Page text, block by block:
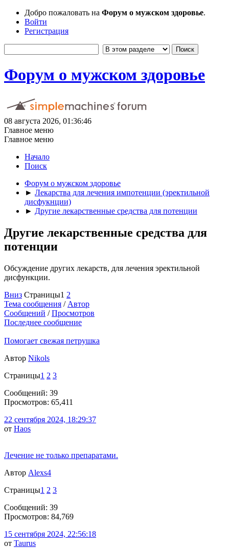
Добро пожаловать на Форум о мужском здоровье.
Войти
Регистрация
Форум о мужском здоровье
08 августа 2026, 01:36:46
Главное меню
Главное меню
Начало
Поиск
Форум о мужском здоровье
► Лекарства для лечения импотенции (эректильной
дисфукнции)
► Другие лекарственные средства для потенции
Другие лекарственные средства для
потенции
Обсуждение других лекарств, для лечения эректильной
дисфункции.
Вниз Страницы1 2
Тема сообщения / Автор
Сообщений /Просмотров
Последнее сообщение
Помогает свежая петрушка
Автор Nikols
Страницы1 2 3
Сообщений: 39
Просмотров: 65,411
22 сентября 2024, 18:29:37
от Haos
Лечение не только препаратами.
Автор Alexs4
Страницы1 2 3
Сообщений: 39
Просмотров: 84,769
15 сентября 2024, 22:56:18
от Taurus